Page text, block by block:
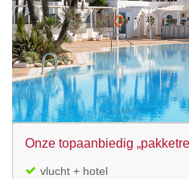
Onze topaanbiedig
vlucht + hotel